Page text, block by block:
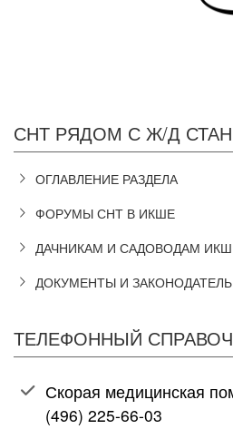
СНТ РЯДОМ С Ж/Д
ОГЛАВЛЕНИЕ РАЗДЕЛА
ФОРУМЫ СНТ В ИКШЕ
ДАЧНИКАМ И САДОВОДАМ
ДОКУМЕНТЫ И
ТЕЛЕФОННЫЙ
Скорая медицинская
(496) 225-66-03